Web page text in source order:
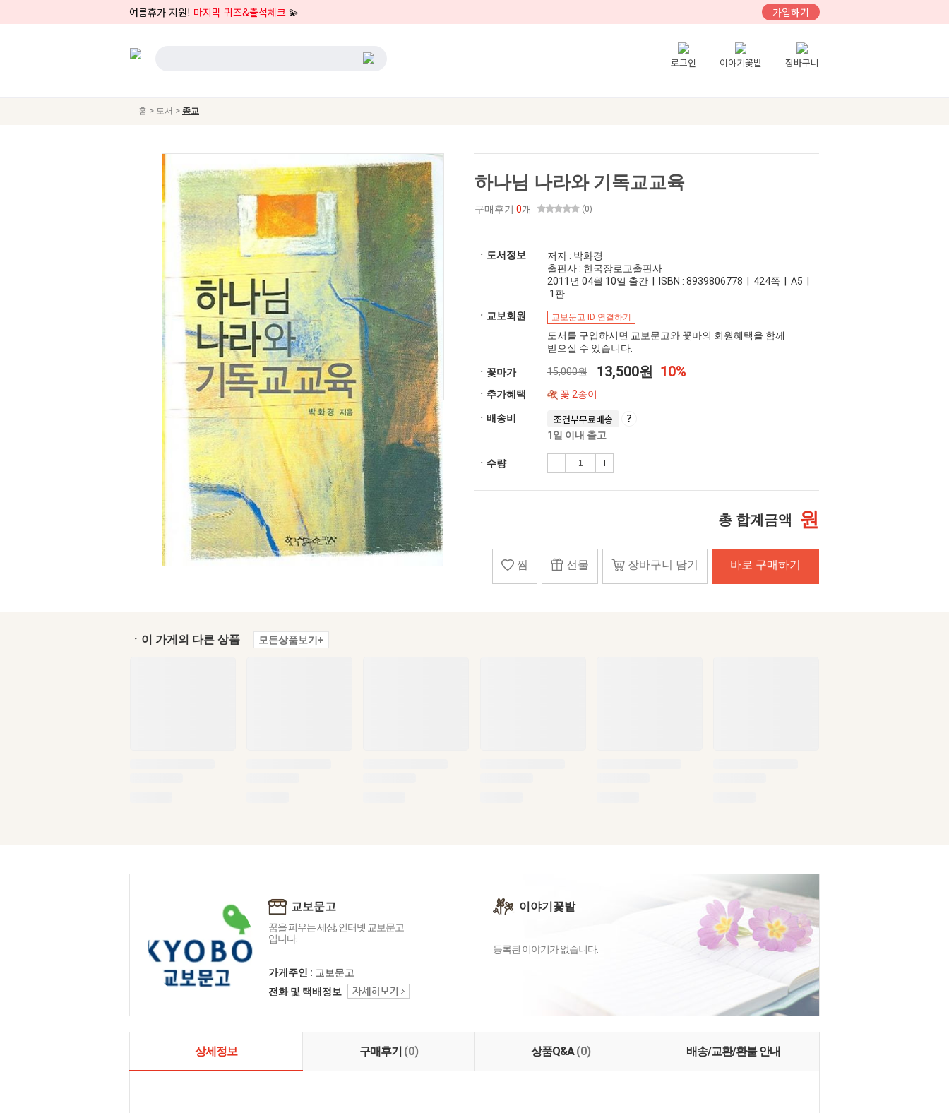
여름휴가 지원! 마지막 퀴즈&출석체크 💫 가입하기
로그인 이야기꽃밭 장바구니
홈 > 도서 > 종교
하나님 나라와 기독교교육
구매후기 0개 (0)
ㆍ도서정보
저자 : 박화경
출판사 : 한국장로교출판사
2011년 04월 10일 출간 | ISBN : 8939806778 | 424쪽 | A5 |
1판
ㆍ교보회원
교보문고 ID 연결하기
도서를 구입하시면 교보문고와 꽃마의 회원혜택을 함께
받으실 수 있습니다.
ㆍ꽃마가 15,000원 13,500원 10%
ㆍ추가혜택 꽃 2송이
ㆍ배송비 조건부무료배송
1일 이내 출고
ㆍ수량
총 합계금액 원
찜 선물 장바구니 담기 바로 구매하기
ㆍ이 가게의 다른 상품 모든상품보기+
교보문고
꿈을 피우는 세상, 인터넷 교보문고
입니다.
가게주인 : 교보문고
전화 및 택배정보
이야기꽃밭
등록된 이야기가 없습니다.
상세정보 구매후기 (0) 상품Q&A(0) 배송/교환/환불 안내